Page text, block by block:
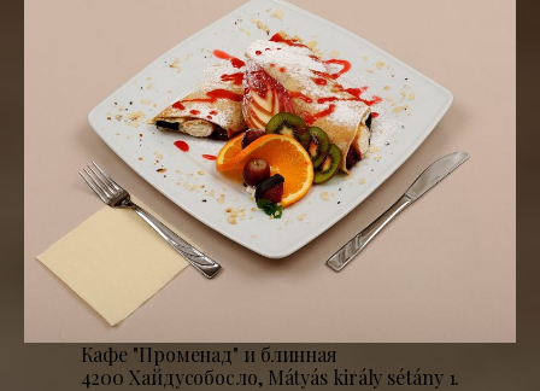
Кафе "Променад" и блинная
4200 Хайдусобосло, Mátyás király sétány 1.